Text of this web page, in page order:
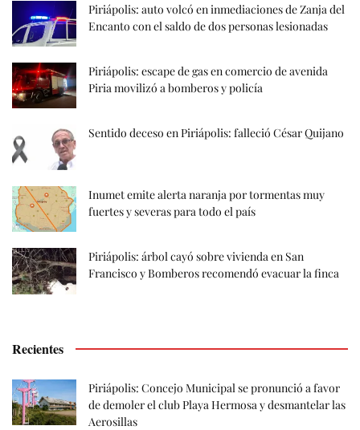
Piriápolis: auto volcó en inmediaciones de Zanja del
Encanto con el saldo de dos personas lesionadas
Piriápolis: escape de gas en comercio de avenida
Piria movilizó a bomberos y policía
Sentido deceso en Piriápolis: falleció César Quijano
Inumet emite alerta naranja por tormentas muy
fuertes y severas para todo el país
Piriápolis: árbol cayó sobre vivienda en San
Francisco y Bomberos recomendó evacuar la finca
Recientes
Piriápolis: Concejo Municipal se pronunció a favor
de demoler el club Playa Hermosa y desmantelar las
Aerosillas